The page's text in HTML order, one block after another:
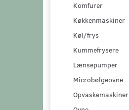
Komfurer
Køkkenmaskiner
Køl/frys
Kummefrysere
Lænsepumper
Microbølgeovne
Opvaskemaskiner